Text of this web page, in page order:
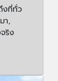
งที่ทั่ว
า,
ริง